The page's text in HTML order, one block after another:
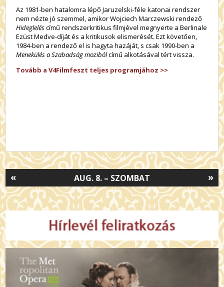
Az 1981-ben hatalomra lépő Jaruzelski-féle katonai rendszer
nem nézte jó szemmel, amikor Wojciech Marczewski rendező
Hidegleléscímű rendszerkritikus filmjével megnyerte a Berlinale
Ezüst Medve-díját és a kritikusok elismerését. Ezt követően,
1984-ben a rendező el is hagyta hazáját, s csak 1990-ben a
Menekülés a Szabadság mozibólcímű alkotásával tért vissza.
Tovább a V4Filmfeszt teljes programjához >>
»
AUG. 8. – SZOMBAT
«